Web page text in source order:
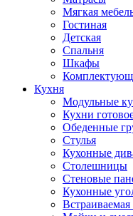
Мягкая
Гостиная
Детская
Спальня
Шкафы
Кухня
Модульные
Кухни
Обеденные
Стулья
Кухонные
Столешницы
Стеновые
Кухонные